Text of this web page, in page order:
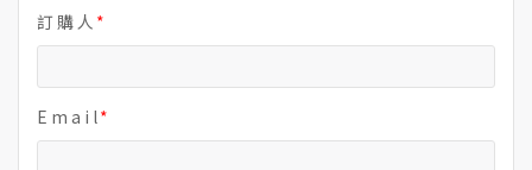
訂 購 人
E m a i l